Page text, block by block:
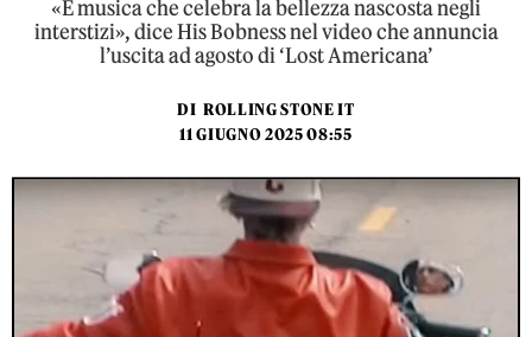
«È musica che celebra la bellezza nascosta negli
interstizi», dice His Bobness nel video che annuncia
l’uscita ad agosto di ‘Lost Americana’
DI ROLLING STONE IT
11 GIUGNO 2025 08:55